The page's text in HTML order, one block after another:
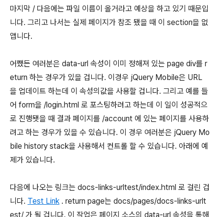
마지막 / 다음에는 파일 이름이 올거라고 예상을 하고 있기 때문입
니다. 그리고 나서는 실제 페이지가 참조 됐을 때 이 section을 없
앱니다.
어쨌든 여러분은 data-url 속성이 이미 정해져 있는 page div를 r
eturn 하는 경우가 있을 겁니다. 이경우 jQuery Mobile은 URL
을 업데이트 하는데 이 속성의값을 사용할 겁니다. 그리고 예를 들
어 form을 /login.html 로 포스팅하려고 하는데 이 일이 성공적으
로 진행됏을 때 결과 페이지를 /account 에 있는 페이지를 사용하
려고 하는 경우가 있을 수 있습니다. 이 경우 여러분은 jQuery Mo
bile history stack을 사용해서 컨트롤 할 수 있습니다. 아래에 예
제가 있습니다.
다음에 나오는 링크는 docs-links-urltest/index.html 로 걸린 겁
니다. Test Link . return page는 docs/pages/docs-links-urlt
est/ 가 될 겁니다. 이 작업은 페이지 소스의 data-url 속성을 통해